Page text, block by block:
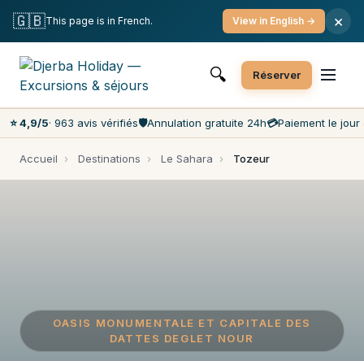
Annulation gratuite
Prix les moins chers du marché
Service client 7j/7
🔍 Réserver
⭐ 4,9/5· 963 avis vérifiés🛡️Annulation gratuite 24h💳Paiement le jour
Accueil › Destinations › Le Sahara › Tozeur
OASIS MONUMENTALE ET CAPITALE DES
DATTES DEGLET NOUR
🇬🇧This page is in French. View in English → ×